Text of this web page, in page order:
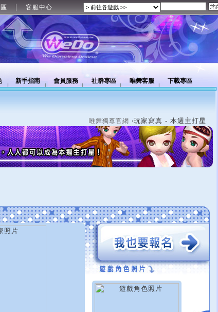
客服中心
新手指南 會員服務 社群專區 唯舞客服 下載專區
唯舞獨尊官網 ‧玩家寫真 - 本週主打星